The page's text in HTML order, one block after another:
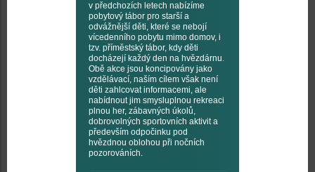
v předchozích letech nabízíme
pobytový tábor pro starší a
odvážnější děti, které se nebojí
vícedenního pobytu mimo domov, i
tzv. příměstský tábor, kdy děti
docházejí každý den na hvězdárnu.
Obě akce jsou koncipovány jako
vzdělávací, naším cílem však není
děti zahlcovat informacemi, ale
nabídnout jim smysluplnou rekreaci
plnou her, zábavných úkolů,
dobrovolných sportovních aktivit a
především odpočinku pod
hvězdnou oblohou při nočních
pozorováních.